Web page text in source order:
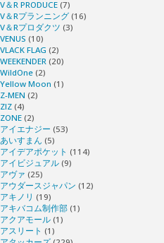
V＆R PRODUCE (7)
V＆Rプランニング (16)
V＆Rプロダクツ (3)
VENUS (10)
VLACK FLAG (2)
WEEKENDER (20)
WildOne (2)
Yellow Moon (1)
Z-MEN (2)
ZIZ (4)
ZONE (2)
アイエナジー (53)
あいすまん (5)
アイデアポケット (114)
アイビジュアル (9)
アヴァ (25)
アウダースジャパン (12)
アキノリ (19)
アキバコム制作部 (1)
アクアモール (1)
アスリート (1)